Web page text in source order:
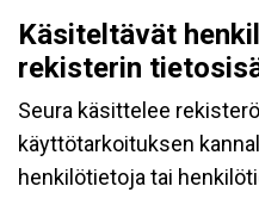
Käsiteltävät
rekisterin
Seura käsittelee
käyttötarkoituksen
henkilötietoja tai